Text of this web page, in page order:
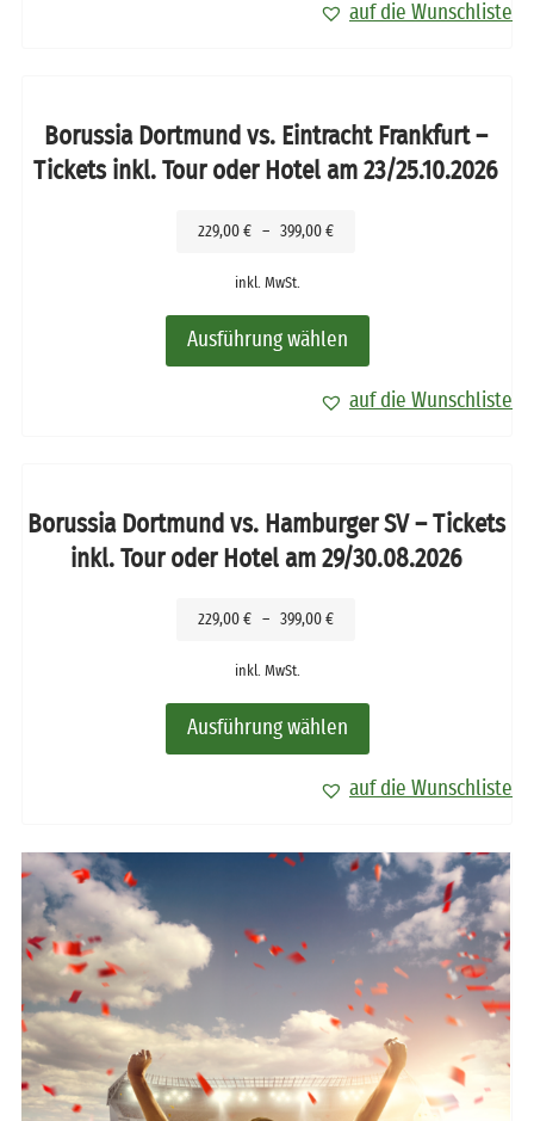
auf die Wunschliste
Borussia Dortmund vs. Eintracht Frankfurt –
Tickets inkl. Tour oder Hotel am 23/25.10.2026
229,00 € – 399,00 €
inkl. MwSt.
Ausführung wählen
auf die Wunschliste
Borussia Dortmund vs. Hamburger SV – Tickets
inkl. Tour oder Hotel am 29/30.08.2026
229,00 € – 399,00 €
inkl. MwSt.
Ausführung wählen
auf die Wunschliste